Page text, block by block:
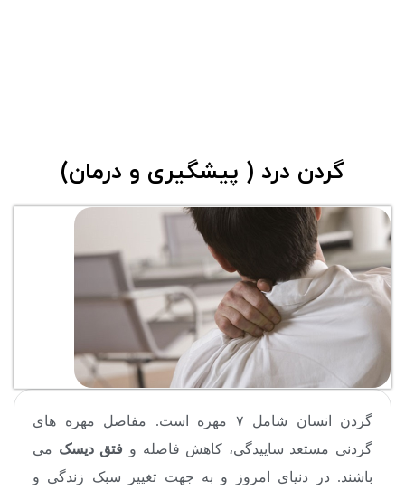
گردن درد ( پیشگیری و درمان)
گردن انسان شامل ۷ مهره است. مفاصل مهره های
گردنی مستعد ساییدگی، کاهش فاصله و فتق دیسک می
باشند. در دنیای امروز و به جهت تغییر سبک زندگی و